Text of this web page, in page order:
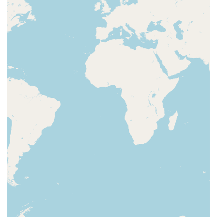
Vieni con noi a fare l’archeologo!